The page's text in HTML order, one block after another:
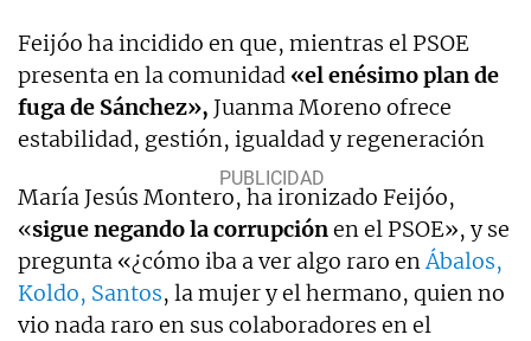
Feijóo ha incidido en que, mientras el PSOE
presenta en la comunidad «el enésimo plan de
fuga de Sánchez», Juanma Moreno ofrece
estabilidad, gestión, igualdad y regeneración
María Jesús Montero, ha ironizado Feijóo,
«sigue negando la corrupciónen el PSOE», y se
pregunta «¿cómo iba a ver algo raro enÁbalos,
Koldo, Santos, la mujer y el hermano, quien no
vio nada raro en sus colaboradores en el